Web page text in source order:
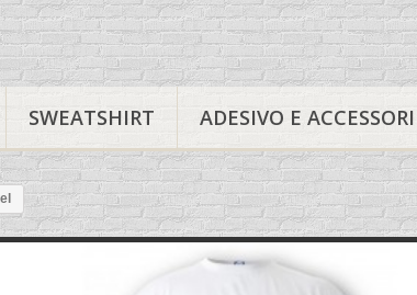
SWEATSHIRT ADESIVO E ACCESSORI